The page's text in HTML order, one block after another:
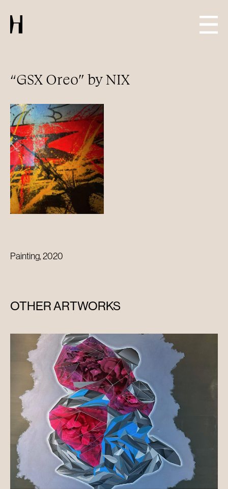
“GSX Oreo” by NIX
Painting, 2020
OTHER ARTWORKS